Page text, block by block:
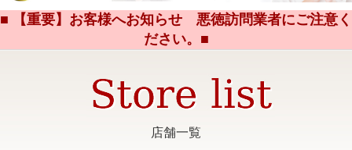
■ 【重要】お客様へお知らせ 悪徳訪問業者にご注意く
ださい。■
店舗一覧